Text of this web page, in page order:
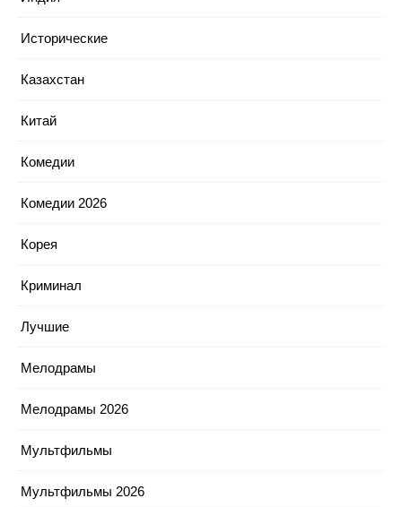
Исторические
Казахстан
Китай
Комедии
Комедии 2026
Корея
Криминал
Лучшие
Мелодрамы
Мелодрамы 2026
Мультфильмы
Мультфильмы 2026